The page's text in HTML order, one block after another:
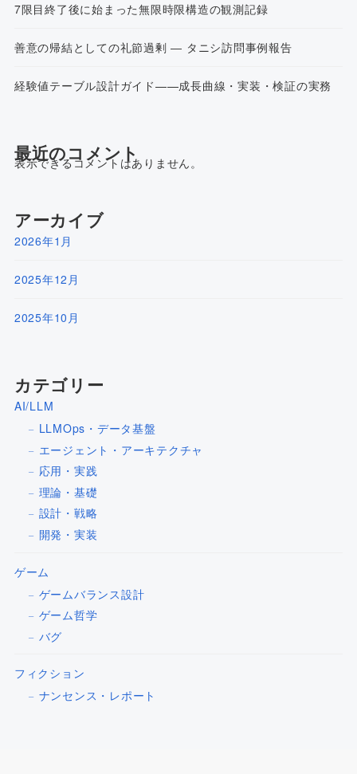
7限目終了後に始まった無限時限構造の観測記録
善意の帰結としての礼節過剰 ― タニシ訪問事例報告
経験値テーブル設計ガイド——成長曲線・実装・検証の実務
最近のコメント
表示できるコメントはありません。
アーカイブ
2026年1月
2025年12月
2025年10月
カテゴリー
AI/LLM
LLMOps・データ基盤
エージェント・アーキテクチャ
応用・実践
理論・基礎
設計・戦略
開発・実装
ゲーム
ゲームバランス設計
ゲーム哲学
バグ
フィクション
ナンセンス・レポート